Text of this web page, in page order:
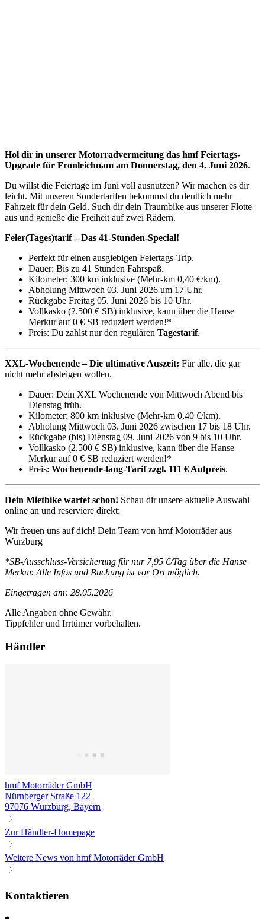
Hol dir in unserer Motorradvermeitung das hmf Feiertags-
Upgrade für Fronleichnam am Donnerstag, den 4. Juni 2026.
Du willst die Feiertage im Juni voll ausnutzen? Wir machen es dir
leicht. Mit unseren Sondertarifen bekommst du deutlich mehr
Fahrzeit für dein Geld. Such dir dein Traumbike aus unserer Flotte
aus und genieße die Freiheit auf zwei Rädern.
Feier(Tages)tarif – Das 41-Stunden-Special!
Perfekt für einen ausgiebigen Feiertags-Trip.
Dauer: Bis zu 41 Stunden Fahrspaß.
Kilometer: 300 km inklusive (Mehr-km 0,40 €/km).
Abholung Mittwoch 03. Juni 2026 um 17 Uhr.
Rückgabe Freitag 05. Juni 2026 bis 10 Uhr.
Vollkasko (2.500 € SB) inklusive, kann über die Hanse
Merkur auf 0 € SB reduziert werden!*
Preis: Du zahlst nur den regulären Tagestarif.
XXL-Wochenende – Die ultimative Auszeit: Für alle, die gar
nicht mehr absteigen wollen.
Dauer: Dein XXL Wochenende von Mittwoch Abend bis
Dienstag früh.
Kilometer: 800 km inklusive (Mehr-km 0,40 €/km).
Abholung Mittwoch 03. Juni 2026 zwischen 17 bis 18 Uhr.
Rückgabe (bis) Dienstag 09. Juni 2026 von 9 bis 10 Uhr.
Vollkasko (2.500 € SB) inklusive, kann über die Hanse
Merkur auf 0 € SB reduziert werden!*
Preis: Wochenende-lang-Tarif zzgl. 111 € Aufpreis.
Dein Mietbike wartet schon! Schau dir unsere aktuelle Auswahl
online an und reserviere direkt:
Wir freuen uns auf dich! Dein Team von hmf Motorräder aus
Würzburg
*SB-Ausschluss-Versicherung für nur 7,95 €/Tag über die Hanse
Merkur. Alle Infos und Buchung ist vor Ort möglich.
Eingetragen am: 28.05.2026
Alle Angaben ohne Gewähr.
Tippfehler und Irrtümer vorbehalten.
Händler
hmf Motorräder GmbH
Nürnberger Straße 122
97076 Würzburg, Bayern
Zur Händler-Homepage
Weitere News von hmf Motorräder GmbH
Kontaktieren